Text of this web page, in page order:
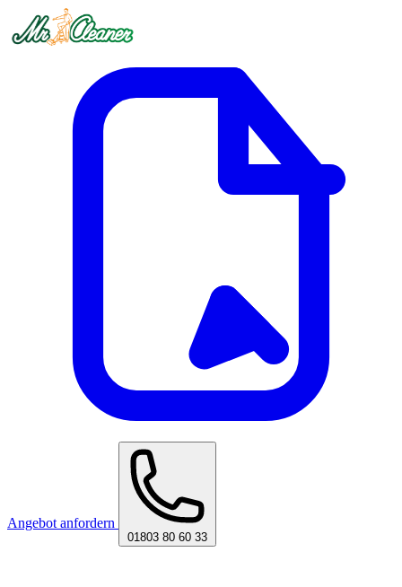
Angebot anfordern
01803 80 60 33